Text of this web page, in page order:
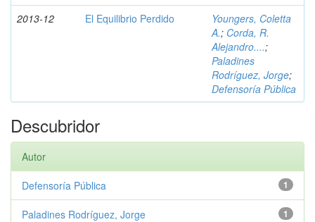
2013-12 El Equilibrio Perdido
Youngers, Coletta
A.; Corda, R.
Alejandro....;
Paladines
Rodríguez, Jorge;
Defensoría Pública
Descubridor
Autor
1
Defensoría Pública
1
Paladines Rodríguez, Jorge